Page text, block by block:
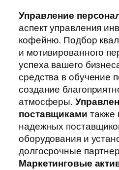
Управление
аспект управления
кофейню. Подбор
и мотивированного
успеха вашего
средства в обучение
создание
атмосферы.
поставщиками также
надежных
оборудования и
долгосрочные
Маркетинговые